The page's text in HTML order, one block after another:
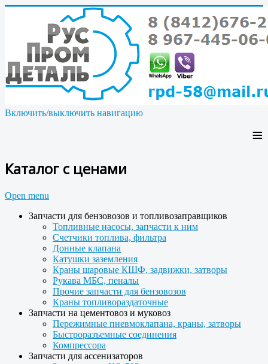
Включить/выключить навигацию
≡
Каталог с ценами
Open menu
Запчасти для бензовозов и топливозаправщиков
Топливные насосы, запчасти к ним
Счетчики топлива, фильтра
Донные клапана
Катушки заземления
Краны шаровые КШФ, задвижки, затворы
Рукава МБС, пеналы
Прочие запчасти для бензовозов
Краны топливораздаточные
Запчасти на цементовоз и муковоз
Пережимные пневмоклапана, краны, затворы
Быстроразъемные соединения
Компрессора
Запчасти для ассенизаторов